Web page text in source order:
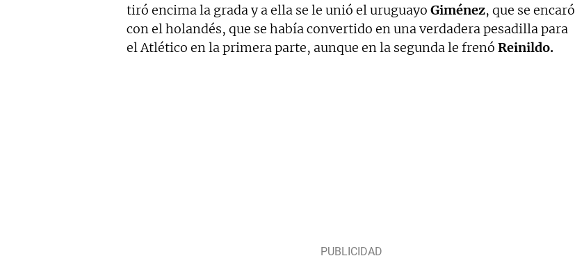
tiró encima la grada y a ella se le unió el uruguayo Giménez, que se encaró
con el holandés, que se había convertido en una verdadera pesadilla para
el Atlético en la primera parte, aunque en la segunda le frenó Reinildo.